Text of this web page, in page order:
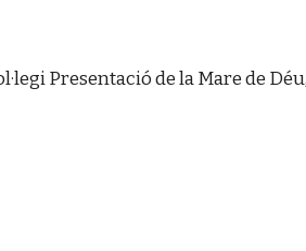
Presentació de la Mare de